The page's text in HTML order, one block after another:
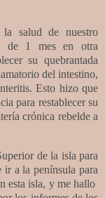
salud de nuestro
de 1 mes en otra
su quebrantada
del intestino,
Esto hizo que
para restablecer su
crónica rebelde a
de la isla para
a la península para
esta isla, y me hallo